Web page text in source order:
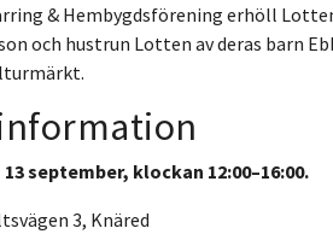
& Hembygdsförening erhöll
och hustrun Lotten av deras barn
september, klockan 12:00–16:00.
3, Knäred